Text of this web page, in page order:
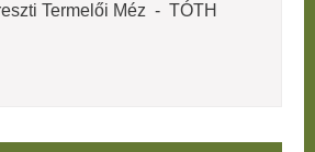
Termelői Méz - TÓTH